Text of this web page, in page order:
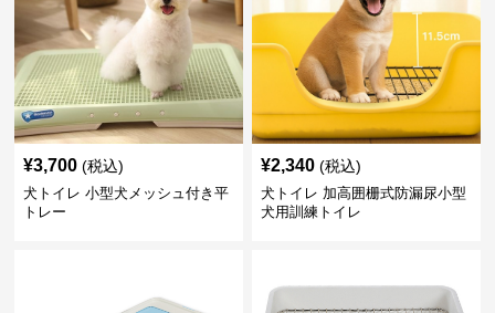
¥3,700 (税込)
犬トイレ 小型犬メッシュ付き平
トレー
¥2,340 (税込)
犬トイレ 加高囲栅式防漏尿小型
犬用訓練トイレ